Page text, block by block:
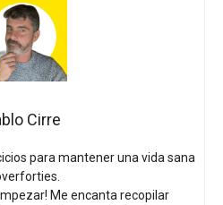
Cirre
para mantener una vida sana
Me encanta recopilar